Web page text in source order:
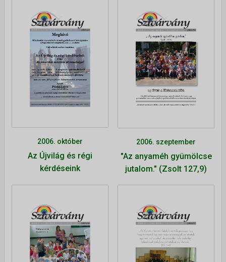
NAPTÁR
KAPCSOLAT
TÁMOGATÁS▼
Adakozás
Önkéntes szolgálatok
ÚJ VAGYOK ITT
2006. október
Az Újvilág és régi
kérdéseink
2006. szeptember
"Az anyaméh gyümölcse
jutalom." (Zsolt 127,9)